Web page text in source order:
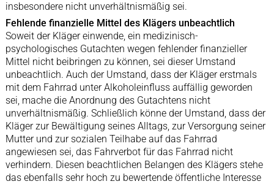
insbesondere nicht unverhältnismäßig sei.
Fehlende finanzielle Mittel des Klägers unbeachtlich
Soweit der Kläger einwende, ein medizinisch-
psychologisches Gutachten wegen fehlender finanzieller
Mittel nicht beibringen zu können, sei dieser Umstand
unbeachtlich. Auch der Umstand, dass der Kläger erstmals
mit dem Fahrrad unter Alkoholeinfluss auffällig geworden
sei, mache die Anordnung des Gutachtens nicht
unverhältnismäßig. Schließlich könne der Umstand, dass der
Kläger zur Bewältigung seines Alltags, zur Versorgung seiner
Mutter und zur sozialen Teilhabe auf das Fahrrad
angewiesen sei, das Fahrverbot für das Fahrrad nicht
verhindern. Diesen beachtlichen Belangen des Klägers stehe
das ebenfalls sehr hoch zu bewertende öffentliche Interesse